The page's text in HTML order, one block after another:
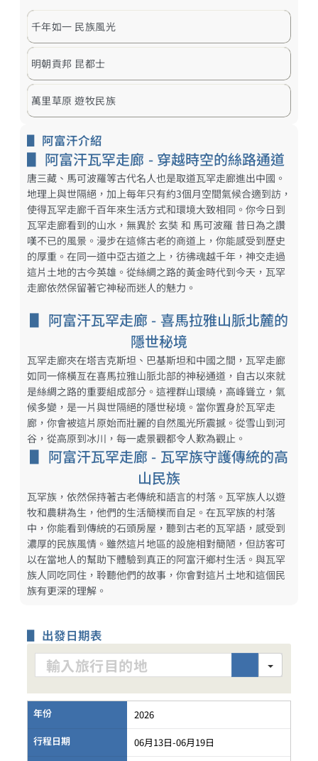
千年如一 民族風光​
明朝貢邦 昆都士​
萬里草原 遊牧民族​
▋ 阿富汗介紹
▋ 阿富汗瓦罕走廊 - 穿越時空的絲路通道
唐三藏、馬可波羅等古代名人也是取道瓦罕走廊進出中國。
地理上與世隔絕，加上每年只有約3個月空間氣候合適到訪，
使得瓦罕走廊千百年來生活方式和環境大致相同。你今日到
瓦罕走廊看到的山水，無異於 玄奘 和 馬可波羅 昔日為之讚
嘆不已的風景。漫步在這條古老的商道上，你能感受到歷史
的厚重。在同一道中亞古道之上，彷彿魂越千年，神交走過
這片土地的古今英雄。從絲綢之路的黃金時代到今天，瓦罕
走廊依然保留著它神秘而迷人的魅力。
▋ 阿富汗瓦罕走廊 - 喜馬拉雅山脈北麓的
隱世秘境
瓦罕走廊夾在塔吉克斯坦、巴基斯坦和中國之間，瓦罕走廊
如同一條橫亙在喜馬拉雅山脈北部的神秘通道，自古以來就
是絲綢之路的重要組成部分。這裡群山環繞，高峰聳立，氣
候多變，是一片與世隔絕的隱世秘境。當你置身於瓦罕走
廊，你會被這片原始而壯麗的自然風光所震撼。從雪山到河
谷，從高原到冰川，每一處景觀都令人歎為觀止。
▋ 阿富汗瓦罕走廊 - 瓦罕族守護傳統的高
山民族
瓦罕族，依然保持著古老傳統和語言的村落。瓦罕族人以遊
牧和農耕為生，他們的生活簡樸而自足。在瓦罕族的村落
中，你能看到傳統的石頭房屋，聽到古老的瓦罕語，感受到
濃厚的民族風情。雖然這片地區的設施相對簡陋，但訪客可
以在當地人的幫助下體驗到真正的阿富汗鄉村生活。與瓦罕
族人同吃同住，聆聽他們的故事，你會對這片土地和這個民
族有更深的理解。
▋ 出發日期表
年份
2026
行程日期
06月13日-06月19日